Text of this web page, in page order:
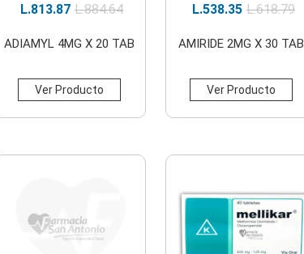
L.884.64
L.813.87
ADIAMYL 4MG X 20 TAB
Ver Producto
L.618.79
L.538.35
AMIRIDE 2MG X 30 TAB
Ver Producto